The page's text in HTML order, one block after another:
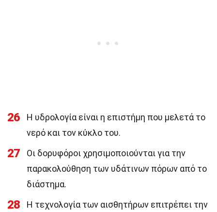
26
Η υδρολογία είναι η επιστήμη που μελετά το
νερό και τον κύκλο του.
27
Οι δορυφόροι χρησιμοποιούνται για την
παρακολούθηση των υδάτινων πόρων από το
διάστημα.
28
Η τεχνολογία των αισθητήρων επιτρέπει την